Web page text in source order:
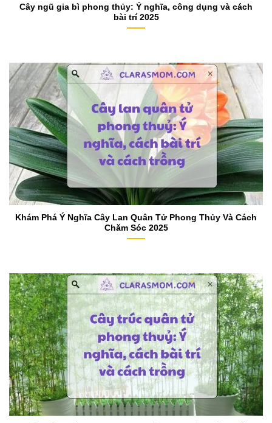
Cây ngũ gia bì phong thủy: Ý nghĩa, công dụng và cách
bài trí 2025
Khám Phá Ý Nghĩa Cây Lan Quân Tử Phong Thủy Và Cách
Chăm Sóc 2025